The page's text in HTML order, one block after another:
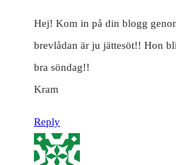
Hej! Kom in på din blogg
brevlådan är ju jättesöt!! Hon
bra söndag!!
Kram
Reply